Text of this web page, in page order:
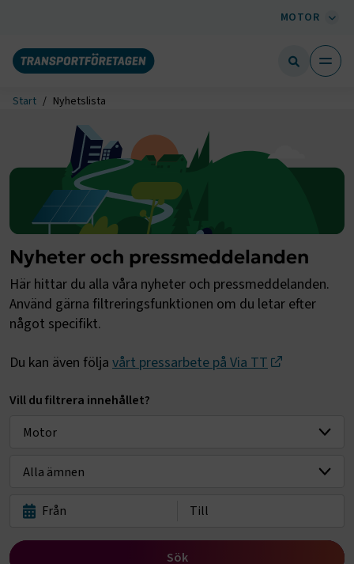
MOTOR
Start Nyhetslista
Nyheter och pressmeddelanden
Här hittar du alla våra nyheter och pressmeddelanden.
Använd gärna filtreringsfunktionen om du letar efter
något specifikt.
Du kan även följa vårt pressarbete på Via TT
Vill du filtrera innehållet?
Välj bransch
Sök